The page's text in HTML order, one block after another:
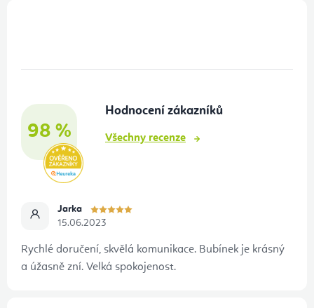
98 %
Hodnocení zákazníků
Všechny recenze
Jarka
15.06.2023
Rychlé doručení, skvělá komunikace. Bubínek je krásný
a úžasně zní. Velká spokojenost.